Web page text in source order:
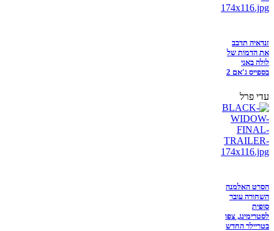
זנדאיה תדבב
את הדמות של
לולה באני
בספייס ג'אם 2
עדי פרל
הסרט האלמנה
השחורה עובר
סופית
לסטרימינג, צפו
בטריילר החדש